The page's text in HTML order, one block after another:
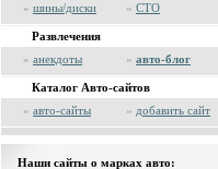
» шины/диски » СТО
Развлечения
» анекдоты » авто-блог
Каталог Авто-сайтов
» авто-сайты » добавить сайт
Наши сайты о марках авто: